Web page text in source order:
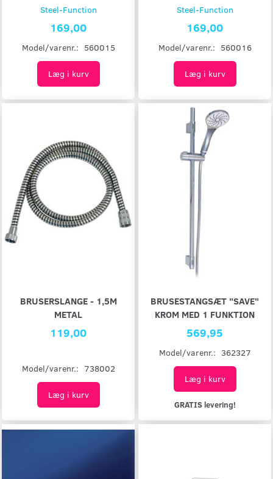
Steel-Function
169,00
Model/varenr.: 560015
Læg i kurv
Steel-Function
169,00
Model/varenr.: 560016
Læg i kurv
BRUSERSLANGE - 1,5M
METAL
119,00
Model/varenr.: 738002
Læg i kurv
BRUSESTANGSÆT "SAVE"
KROM MED 1 FUNKTION
569,95
Model/varenr.: 362327
Læg i kurv
GRATIS levering!